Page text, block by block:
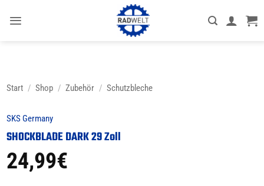
Inhalt
Start / Shop / Zubehör / Schutzbleche
SKS Germany
SHOCKBLADE DARK 29 Zoll
24,99€